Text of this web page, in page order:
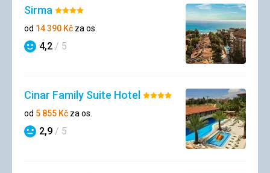
SirmaHodnocení:
4/5
od 14 390 Kč za os.
Hodnocení
4,2 / 5
Cinar Family Suite Hotel Hodnocení:
od 5 855 Kč za os.
Hodnocení
2,9 / 5